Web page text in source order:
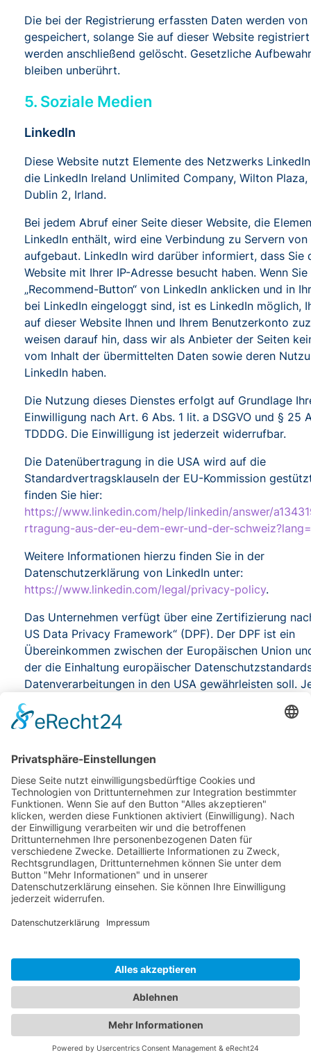
Die bei der Registrierung erfassten Daten werden von
gespeichert, solange Sie auf dieser Website
werden anschließend gelöscht. Gesetzliche
bleiben unberührt.
5. Soziale Medien
LinkedIn
Diese Website nutzt Elemente des Netzwerks
die LinkedIn Ireland Unlimited Company, Wilton
Dublin 2, Irland.
Bei jedem Abruf einer Seite dieser Website, die
LinkedIn enthält, wird eine Verbindung zu Servern von
aufgebaut. LinkedIn wird darüber informiert, dass Sie
Website mit Ihrer IP-Adresse besucht haben. Wenn Sie
„Recommend-Button“ von LinkedIn anklicken und in
bei LinkedIn eingeloggt sind, ist es LinkedIn möglich,
auf dieser Website Ihnen und Ihrem Benutzerkonto
weisen darauf hin, dass wir als Anbieter der Seiten
vom Inhalt der übermittelten Daten sowie deren
LinkedIn haben.
Die Nutzung dieses Dienstes erfolgt auf Grundlage
Einwilligung nach Art. 6 Abs. 1 lit. a DSGVO und § 25
TDDDG. Die Einwilligung ist jederzeit widerrufbar.
Die Datenübertragung in die USA wird auf die
Standardvertragsklauseln der EU-Kommission
finden Sie hier:
https://www.linkedin.com/help/linkedin/answer/
rtragung-aus-der-eu-dem-ewr-und-der-
Weitere Informationen hierzu finden Sie in der
Datenschutzerklärung von LinkedIn unter:
https://www.linkedin.com/legal/privacy-policy.
Das Unternehmen verfügt über eine Zertifizierung
US Data Privacy Framework“ (DPF). Der DPF ist ein
Übereinkommen zwischen der Europäischen Union
der die Einhaltung europäischer
Datenverarbeitungen in den USA gewährleisten soll.
dem DPF zertifizierte Unternehmen verpflichtet sich,
Datenschutzstandards einzuhalten. Weitere
6. Analyse-Tools und Werbung
Google Tag Manager
Wir setzen den Google Tag Manager ein. Anbieter ist
Ireland Limited, Gordon House, Barrow Street, Dublin
Der Google Tag Manager ist ein Tool, mit dessen
Tracking- oder Statistik-Tools und andere
Website einbinden können. Der Google Tag Manager
Ausspielung der über ihn eingebundenen Tools. Der
Manager erfasst jedoch Ihre IP-Adresse, die auch an
Mutterunternehmen von Google in die Vereinigten
übertragen werden kann.
Der Einsatz des Google Tag Managers erfolgt auf